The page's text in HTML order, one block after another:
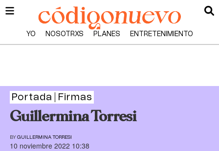
YO NOSOTRXS PLANES ENTRETENIMIENTO
Portada Firmas
Guillermina Torresi
BY GUILLERMINA TORRESI
10 noviembre 2022 10:38